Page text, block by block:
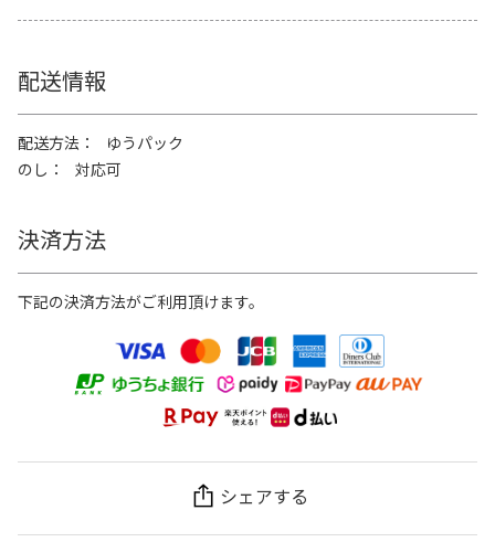
配送情報
配送方法
ゆうパック
のし
対応可
決済方法
下記の決済方法がご利用頂けます。
シェアする